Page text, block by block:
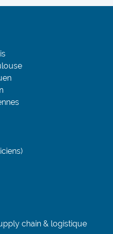
chain & logistique